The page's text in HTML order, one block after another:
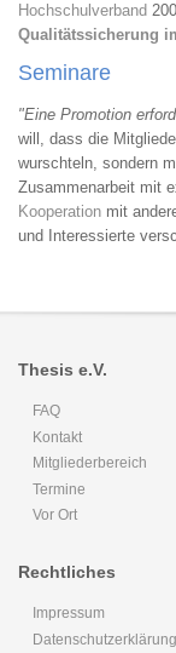
Hochschulverband
Qualitätssicherung
Seminare
"Eine Promotion
will, dass die
wurschteln, sondern
Zusammenarbeit mit
Kooperation mit
und Interessierte
Thesis e.V.
FAQ
Kontakt
Mitgliederbereich
Termine
Vor Ort
Rechtliches
Impressum
Datenschutzerklärung